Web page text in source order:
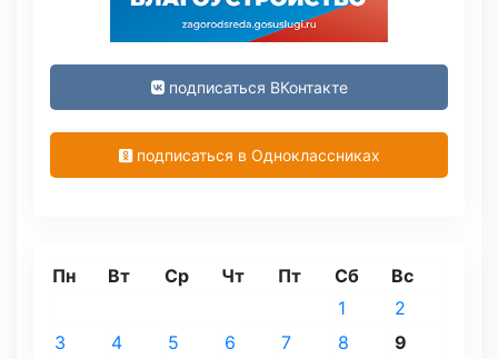
подписаться ВКонтакте
подписаться в Одноклассниках
Пн Вт Ср Чт Пт Сб Вс
1
2
3
4 5 6 7 8
9